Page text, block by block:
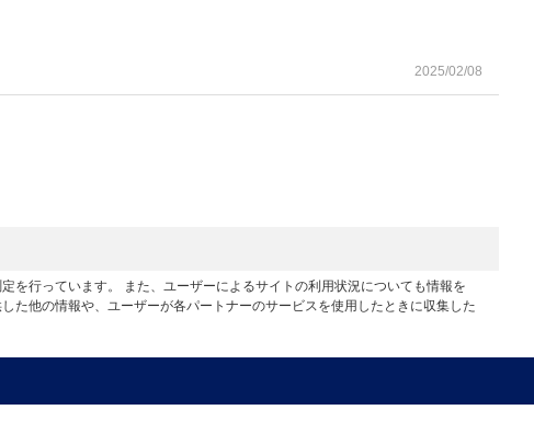
2025/02/08
を行っています。 また、ユーザーによるサイトの利用状況についても情報を
た他の情報や、ユーザーが各パートナーのサービスを使用したときに収集した